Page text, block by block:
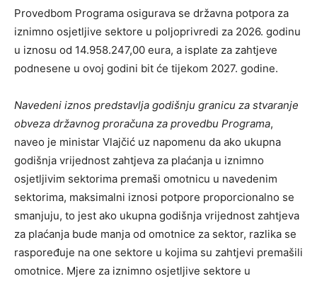
Provedbom Programa osigurava se državna potpora za
iznimno osjetljive sektore u poljoprivredi za 2026. godinu
u iznosu od 14.958.247,00 eura, a isplate za zahtjeve
podnesene u ovoj godini bit će tijekom 2027. godine.
Navedeni iznos predstavlja godišnju granicu za stvaranje
obveza državnog proračuna za provedbu Programa,
naveo je ministar Vlajčić uz napomenu da ako ukupna
godišnja vrijednost zahtjeva za plaćanja u iznimno
osjetljivim sektorima premaši omotnicu u navedenim
sektorima, maksimalni iznosi potpore proporcionalno se
smanjuju, to jest ako ukupna godišnja vrijednost zahtjeva
za plaćanja bude manja od omotnice za sektor, razlika se
raspoređuje na one sektore u kojima su zahtjevi premašili
omotnice. Mjere za iznimno osjetljive sektore u